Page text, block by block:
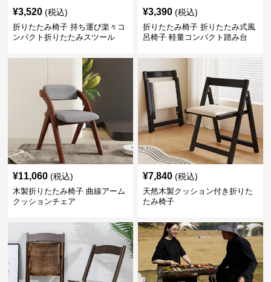
¥3,520 (税込)
折りたたみ椅子 持ち運び楽々コ
ンパクト折りたたみスツール
¥3,390 (税込)
折りたたみ椅子 折りたたみ式風
呂椅子 軽量コンパクト踏み台
¥11,060 (税込)
木製折りたたみ椅子 曲線アーム
クッションチェア
¥7,840 (税込)
天然木製クッション付き折りた
たみ椅子